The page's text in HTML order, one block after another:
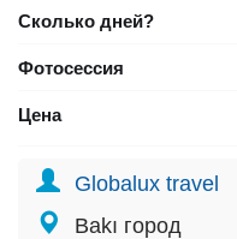
Сколько дней?
Фотосессия
Цена
Globalux travel
Bakı город